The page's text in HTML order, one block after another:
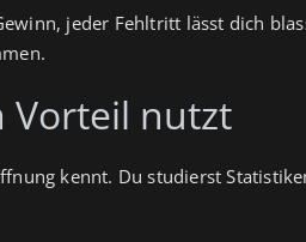
jeder Fehltritt lässt dich
Vorteil nutzt
kennt. Du studierst